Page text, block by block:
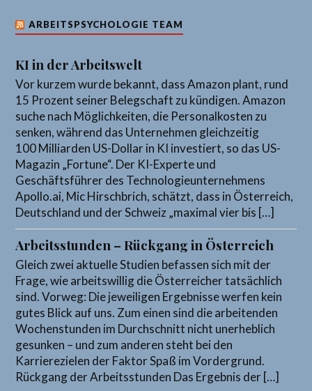
ARBEITSPSYCHOLOGIE TEAM
KI in der Arbeitswelt
Vor kurzem wurde bekannt, dass Amazon plant, rund
15 Prozent seiner Belegschaft zu kündigen. Amazon
suche nach Möglichkeiten, die Personalkosten zu
senken, während das Unternehmen gleichzeitig
100 Milliarden US-Dollar in KI investiert, so das US-
Magazin „Fortune“. Der KI-Experte und
Geschäftsführer des Technologieunternehmens
Apollo.ai, Mic Hirschbrich, schätzt, dass in Österreich,
Deutschland und der Schweiz „maximal vier bis […]
Arbeitsstunden – Rückgang in Österreich
Gleich zwei aktuelle Studien befassen sich mit der
Frage, wie arbeitswillig die Österreicher tatsächlich
sind. Vorweg: Die jeweiligen Ergebnisse werfen kein
gutes Blick auf uns. Zum einen sind die arbeitenden
Wochenstunden im Durchschnitt nicht unerheblich
gesunken – und zum anderen steht bei den
Karrierezielen der Faktor Spaß im Vordergrund.
Rückgang der Arbeitsstunden Das Ergebnis der […]